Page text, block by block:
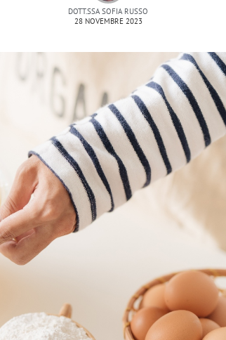
DOTT.SSA SOFIA RUSSO
28 NOVEMBRE 2023